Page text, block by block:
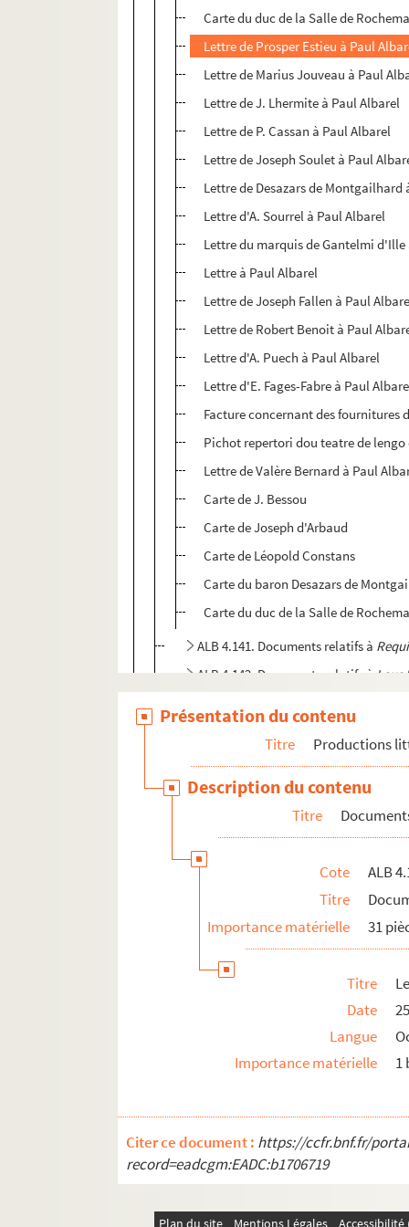
Carte du duc de la Salle de
Lettre de Prosper Estieu à Paul
Lettre de Marius Jouveau à Paul
Lettre de J. Lhermite à Paul Albarel
Lettre de P. Cassan à Paul Albarel
Lettre de Joseph Soulet à Paul
Lettre de Desazars de Montgailhard
Lettre d'A. Sourrel à Paul Albarel
Lettre du marquis de Gantelmi
Lettre à Paul Albarel
Lettre de Joseph Fallen à Paul
Lettre de Robert Benoit à Paul
Lettre d'A. Puech à Paul Albarel
Lettre d'E. Fages-Fabre à Paul
Facture concernant des fournitures
Pichot repertori dou teatre de
Lettre de Valère Bernard à Paul
Carte de J. Bessou
Carte de Joseph d'Arbaud
Carte de Léopold Constans
Carte du baron Desazars de
Carte du duc de la Salle de
ALB 4.141. Documents relatifs à
ALB 4.142. Documents relatifs à
Travaux d'érudition et sociétés savantes
Associations locales
La Grande Guerre et le front d'Orient
Présentation du contenu
Titre Productions
Description du contenu
Titre
Cote
ALB
Titre
Importance matérielle
31
Titre
Date
Langue
Importance matérielle
1
Citer ce document : https://ccfr.bnf.fr/
record=eadcgm:EADC:b1706719
Plan du site Mentions Légales